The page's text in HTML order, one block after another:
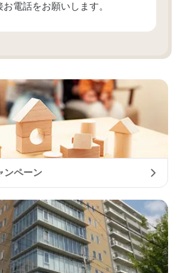
お電話をお願いします。
ンペーン